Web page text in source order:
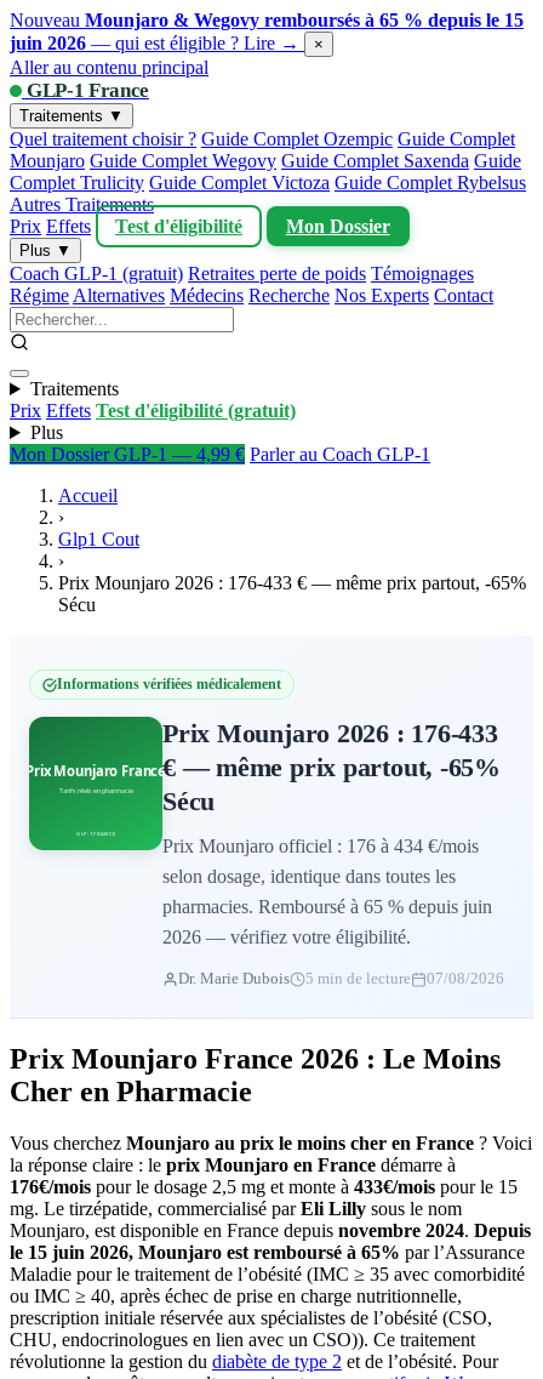
Nouveau Mounjaro & Wegovy remboursés à 65 % depuis le 15
juin 2026 — qui est éligible ? Lire → ×
Aller au contenu principal
GLP-1 France
Traitements ▼
Quel traitement choisir ? Guide Complet Ozempic Guide Complet
Mounjaro Guide Complet Wegovy Guide Complet Saxenda Guide
Complet Trulicity Guide Complet Victoza Guide Complet Rybelsus
Autres Traitements
Prix Effets Test d'éligibilité Mon Dossier
Plus ▼
Coach GLP-1 (gratuit) Retraites perte de poids Témoignages
Régime Alternatives Médecins Recherche Nos Experts Contact
Traitements
Prix Effets Test d'éligibilité (gratuit)
Plus
Mon Dossier GLP-1 — 4,99 € Parler au Coach GLP-1
Accueil
›
Glp1 Cout
›
Prix Mounjaro 2026 : 176-433 € — même prix partout, -65%
Sécu
Informations vérifiées médicalement
Prix Mounjaro 2026 : 176-433
€ — même prix partout, -65%
Sécu
Prix Mounjaro officiel : 176 à 434 €/mois
selon dosage, identique dans toutes les
pharmacies. Remboursé à 65 % depuis juin
2026 — vérifiez votre éligibilité.
Dr. Marie Dubois 5 min de lecture 07/08/2026
Prix Mounjaro France 2026 : Le Moins
Cher en Pharmacie
Vous cherchez Mounjaro au prix le moins cher en France ? Voici
la réponse claire : le prix Mounjaro en France démarre à
176€/mois pour le dosage 2,5 mg et monte à 433€/mois pour le 15
mg. Le tirzépatide, commercialisé parEli Lilly sous le nom
Mounjaro, est disponible en France depuis novembre 2024. Depuis
le 15 juin 2026, Mounjaro est remboursé à 65% par l’Assurance
Maladie pour le traitement de l’obésité (IMC ≥ 35 avec comorbidité
ou IMC ≥ 40, après échec de prise en charge nutritionnelle,
prescription initiale réservée aux spécialistes de l’obésité (CSO,
CHU, endocrinologues en lien avec un CSO)). Ce traitement
révolutionne la gestion du diabète de type 2 et de l’obésité. Pour